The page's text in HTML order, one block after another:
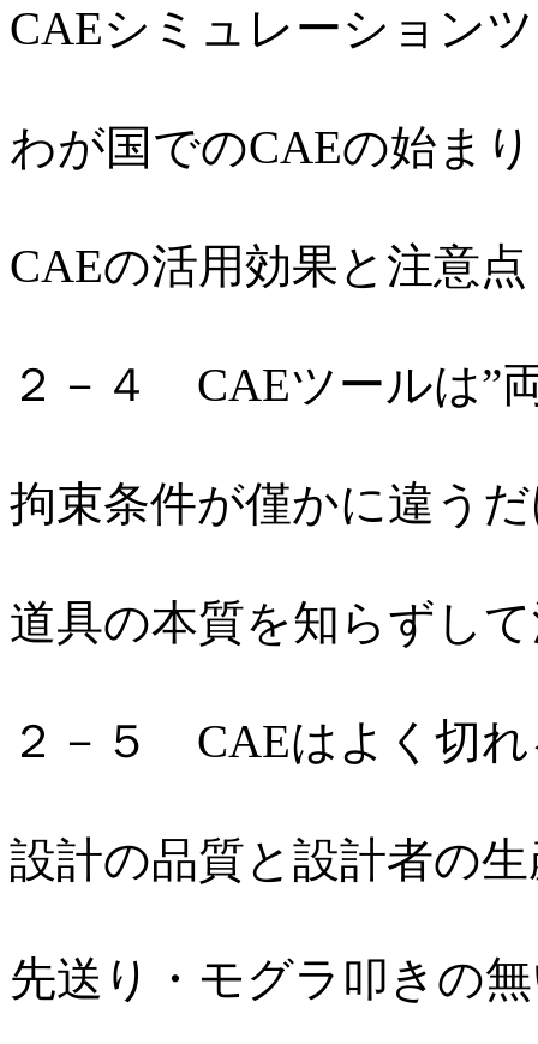
CAEシミュレーション
わが国でのCAEの始まり
CAEの活用効果と注意点
２－４ CAEツールは”
拘束条件が僅かに違う
道具の本質を知らずし
２－５ CAEはよく切れ
設計の品質と設計者の
先送り・モグラ叩きの